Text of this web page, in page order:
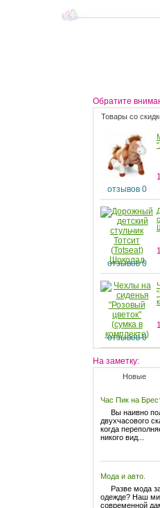
Обратите
Товары со
отзывов 0
отзывов 0
отзывов 0
отзывов 0
отзывов 0
отзывов 0
На заметку:
Новые
Час Пик на
Вы наивно
двухчасового
когда
никого вид...
Мода и авто.
Разве мода
одежде? Наш
современной